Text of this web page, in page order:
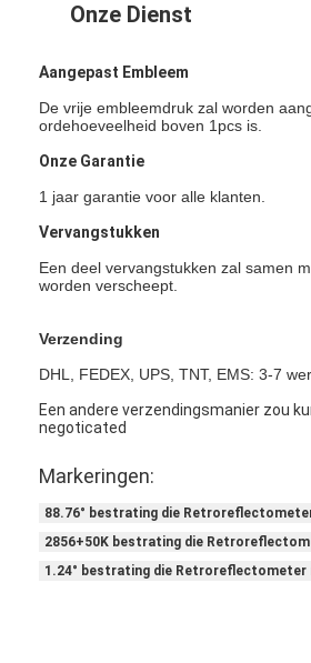
Weg die Diktemaat merken
Draagbare Retroreflectometer
Retro Weerspiegelende Noteringen
Fiets Weerspiegelende Stickers
Auto Weerspiegelende Stickers
Onze Dienst
Aangepast Embleem
De vrije embleemdruk zal worden
ordehoeveelheid boven 1pcs is.
Onze Garantie
1 jaar garantie voor alle klanten.
Vervangstukken
Een deel vervangstukken zal samen
worden verscheept.
Verzending
DHL, FEDEX, UPS, TNT, EMS: 3-7
Een andere verzendingsmanier zou
negoticated
Markeringen:
88.76° bestrating die
2856+50K bestrating die
1.24° bestrating die Retroreflectometer